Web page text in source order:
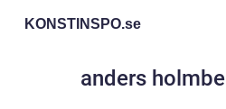
KONSTINSPO.se
anders